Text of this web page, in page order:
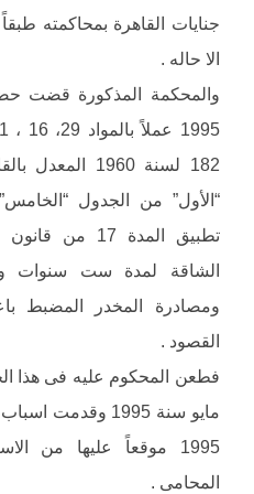
جنايات القاهرة بمحاكمته
الا حاله .
“الأول” من الجدول
تطبيق المدة 17
الشاقة لمدة ست سنوات
ومصادرة المخدر المضبط
القصود .
1995 موقعاً عليها من
المحامى .